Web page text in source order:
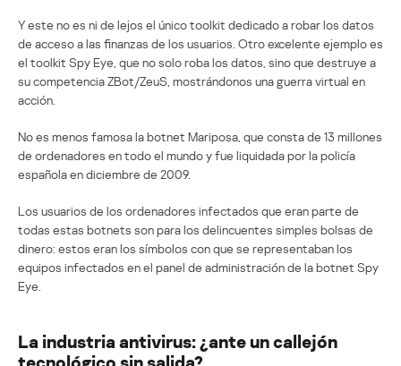
Y este no es ni de lejos el único toolkit dedicado a robar los datos
de acceso a las finanzas de los usuarios. Otro excelente ejemplo es
el toolkit Spy Eye, que no solo roba los datos, sino que destruye a
su competencia ZBot/ZeuS, mostrándonos una guerra virtual en
acción.
No es menos famosa la botnet Mariposa, que consta de 13 millones
de ordenadores en todo el mundo y fue liquidada por la policía
española en diciembre de 2009.
Los usuarios de los ordenadores infectados que eran parte de
todas estas botnets son para los delincuentes simples bolsas de
dinero: estos eran los símbolos con que se representaban los
equipos infectados en el panel de administración de la botnet Spy
Eye.
La industria antivirus: ¿ante un callejón